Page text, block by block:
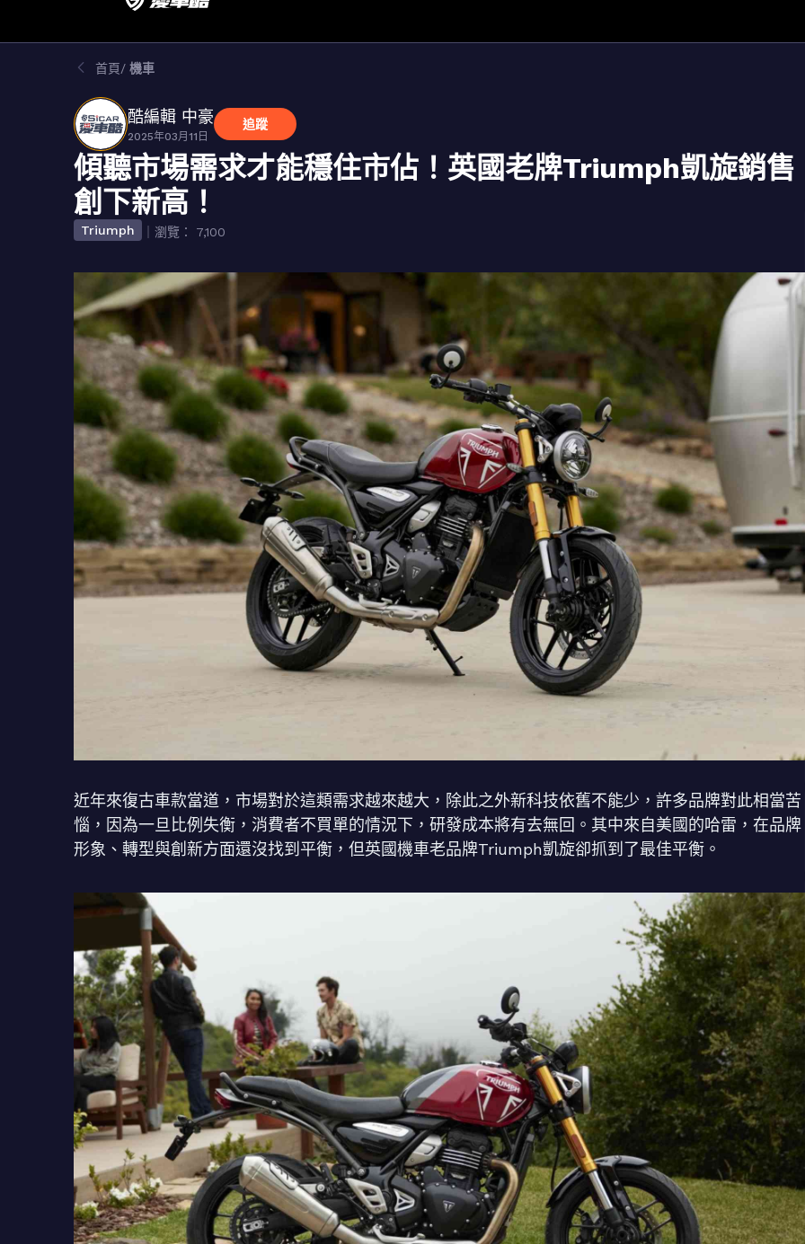
首頁 機車
酷編輯 中豪
2025年03月11日
追蹤
傾聽市場需求才能穩住市佔！英國老牌Triumph凱旋銷售
創下新高！
Triumph ｜瀏覽： 7,100
近年來復古車款當道，市場對於這類需求越來越大，除此之外新科技依舊不能少，許多品牌對此相當苦
惱，因為一旦比例失衡，消費者不買單的情況下，研發成本將有去無回。其中來自美國的哈雷，在品牌
形象、轉型與創新方面還沒找到平衡，但英國機車老品牌Triumph凱旋卻抓到了最佳平衡。